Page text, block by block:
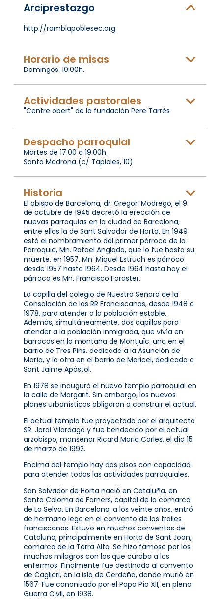
Arciprestazgo
http://ramblapoblesec.org
Horario de misas
Domingos: 10:00h.
Actividades pastorales
"Centre obert" de la fundación Pere Tarrés
Despacho parroquial
Martes de 17:00 a 19:00h.
Santa Madrona (c/ Tapioles, 10)
Historia
El obispo de Barcelona, dr. Gregori Modrego, el 9
de octubre de 1945 decretó la erección de
nuevas parroquias en la ciudad de Barcelona,
entre ellas la de Sant Salvador de Horta. En 1949
está el nombramiento del primer párroco de la
Parroquia, Mn. Rafael Anglada, que lo fue hasta su
muerte, en 1957. Mn. Miquel Estruch es párroco
desde 1957 hasta 1964. Desde 1964 hasta hoy el
párroco es Mn. Francisco Foraster.
La capilla del colegio de Nuestra Señora de la
Consolación de las RR Franciscanas, desde 1948 a
1978, para atender a la población estable.
Además, simultáneamente, dos capillas para
atender a la población inmigrada, que vivía en
barracas en la montaña de Montjuïc: una en el
barrio de Tres Pins, dedicada a la Asunción de
María, y la otra en el barrio de Maricel, dedicada a
Sant Jaime Apóstol.
En 1978 se inauguró el nuevo templo parroquial en
la calle de Margarit. Sin embargo, los nuevos
planes urbanísticos obligaron a construir el actual.
El actual templo fue proyectado por el arquitecto
SR. Jordi Vilardaga y fue bendecido por el actual
arzobispo, monseñor Ricard Maria Carles, el día 15
de marzo de 1992.
Encima del templo hay dos pisos con capacidad
para atender todas las actividades parroquiales.
San Salvador de Horta nació en Cataluña, en
Santa Coloma de Farners, capital de la comarca
de La Selva. En Barcelona, a los veinte años, entró
de hermano lego en el convento de los frailes
franciscanos. Estuvo en muchos conventos de
Cataluña, principalmente en Horta de Sant Joan,
comarca de la Terra Alta. Se hizo famoso por los
muchos milagros con los que curaba a los
enfermos. Finalmente fue destinado al convento
de Cagliari, en la isla de Cerdeña, donde murió en
1567. Fue canonizado por el Papa Pío XII, en plena
Guerra Civil, en 1938.